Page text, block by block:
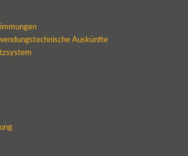
Auskünfte